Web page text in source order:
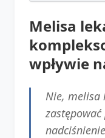
Melisa
wpływie
Nie, melisa